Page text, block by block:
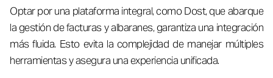
Optar por una plataforma integral, como Dost, que abarque
la gestión de facturas y albaranes, garantiza una integración
más fluida. Esto evita la complejidad de manejar múltiples
herramientas y asegura una experiencia unificada.